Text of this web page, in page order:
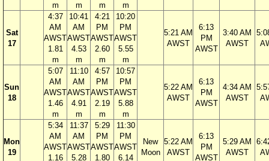
m
m
m
m
Sat
17
4:37
AM
AWST
1.81
m
10:41
AM
AWST
4.53
m
4:21
PM
AWST
2.60
m
10:20
PM
AWST
5.55
m
5:21 AM
AWST
6:13
PM
AWST
3:40 AM
AWST
Sun
18
5:07
AM
AWST
1.46
m
11:10
AM
AWST
4.91
m
4:57
PM
AWST
2.19
m
10:57
PM
AWST
5.88
m
5:22 AM
AWST
6:13
PM
AWST
4:34 AM
AWST
Mon
19
5:34
AM
AWST
1.16
11:37
AM
AWST
5.28
5:29
PM
AWST
1.80
11:30
PM
AWST
6.14
New
Moon
5:22 AM
AWST
6:13
PM
AWST
5:29 AM
AWST